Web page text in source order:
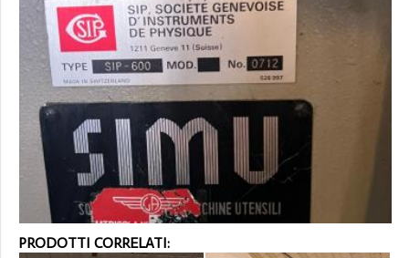
PRODOTTI CORRELATI: